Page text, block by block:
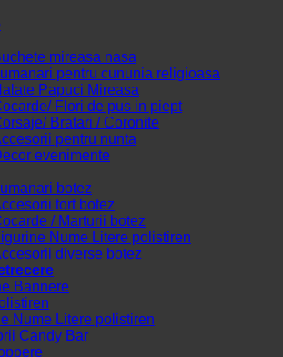
mireasa nasa
pentru cununia religioasa
Papuci Mireasa
Flori de pus in piept
Bratari / Coronite
pentru nunta
evenimente
botez
tort botez
/ Marturii botez
Nume Litere polistiren
diverse botez
Bannere
Nume Litere polistiren
Candy Bar